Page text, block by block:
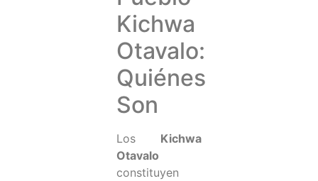
Kichwa
Otavalo:
Quiénes
Son
Los Kichwa
Otavalo
constituyen